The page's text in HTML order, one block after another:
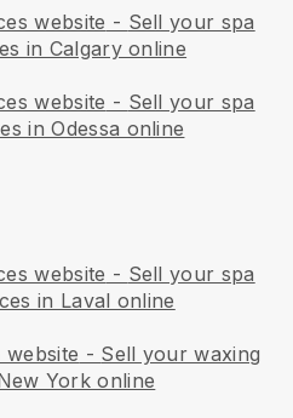
website - Sell your spa
in Calgary online
website - Sell your spa
in Odessa online
website - Sell your spa
in Laval online
- Sell your waxing
York online